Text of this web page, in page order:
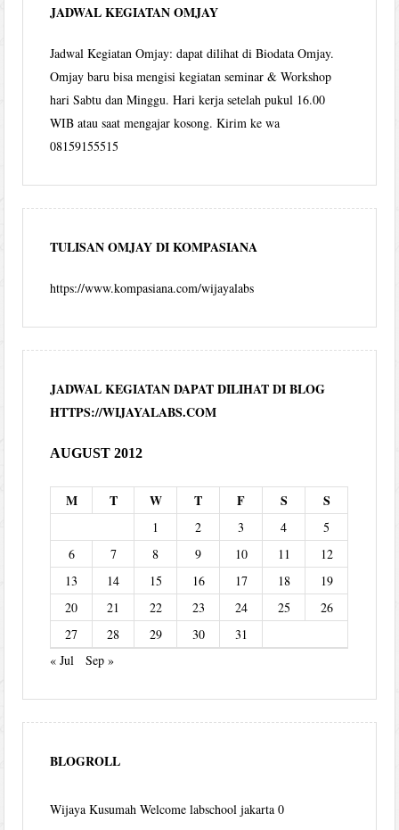
JADWAL KEGIATAN OMJAY
Jadwal Kegiatan Omjay: dapat dilihat di Biodata Omjay.
Omjay baru bisa mengisi kegiatan seminar & Workshop
hari Sabtu dan Minggu. Hari kerja setelah pukul 16.00
WIB atau saat mengajar kosong. Kirim ke wa
08159155515
TULISAN OMJAY DI KOMPASIANA
https://www.kompasiana.com/wijayalabs
JADWAL KEGIATAN DAPAT DILIHAT DI BLOG
HTTPS://WIJAYALABS.COM
AUGUST 2012
M T W T F S S
1 2 3 4
5
6
7 8 9 10 11
12
13
14 15 16 17 18
19
20
21 22 23 24 25
26
27
28 29 30
31
« Jul
Sep »
BLOGROLL
Wijaya Kusumah Welcome labschool jakarta 0